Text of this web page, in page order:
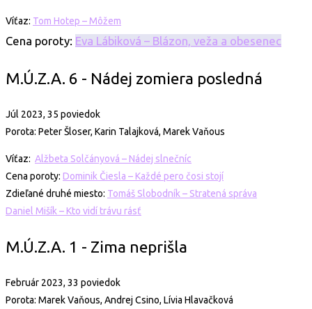
Víťaz: Tom Hotep – Môžem
Cena poroty: Eva Lábiková – Blázon, veža a obesenec
M.Ú.Z.A. 6 - Nádej zomiera posledná
Júl 2023, 35 poviedok
Porota: Peter Šloser, Karin Talajková, Marek Vaňous
Víťaz: Alžbeta Solčányová – Nádej slnečníc
Cena poroty: Dominik Čiesla – Každé pero čosi stojí
Zdieľané druhé miesto: Tomáš Slobodník – Stratená správa
Daniel Mišík – Kto vidí trávu rásť
M.Ú.Z.A. 1 - Zima neprišla
Február 2023, 33 poviedok
Porota: Marek Vaňous, Andrej Csino, Lívia Hlavačková